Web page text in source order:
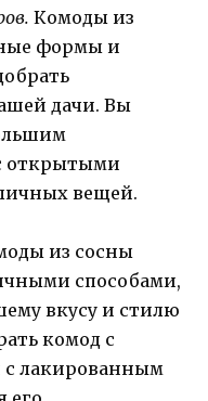
Комоды из
формы и
дачи. Вы
открытыми
вещей.
из сосны
способами,
вкусу и стилю
комод с
с лакированным